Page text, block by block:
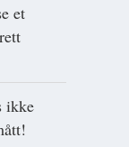
et
ikke